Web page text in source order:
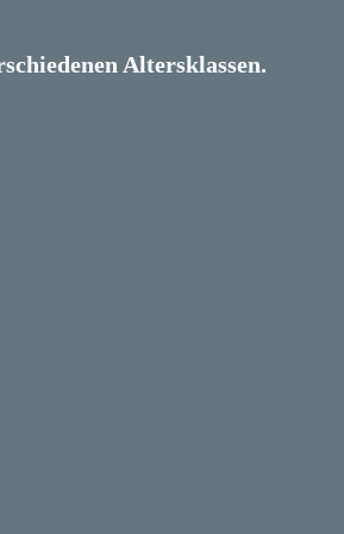
Altersklassen.